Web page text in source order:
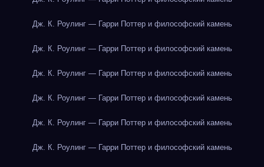
Дж. К. Роулинг — Гарри Поттер и философский камень
Дж. К. Роулинг — Гарри Поттер и философский камень
Дж. К. Роулинг — Гарри Поттер и философский камень
Дж. К. Роулинг — Гарри Поттер и философский камень
Дж. К. Роулинг — Гарри Поттер и философский камень
Дж. К. Роулинг — Гарри Поттер и философский камень